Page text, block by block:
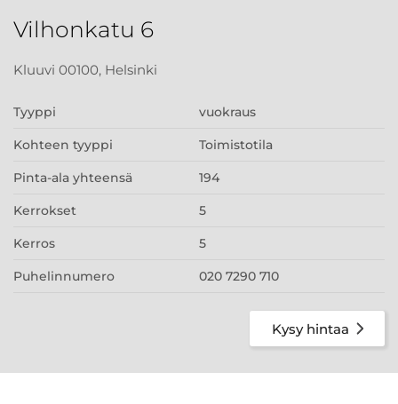
Vilhonkatu 6
Kluuvi 00100, Helsinki
Tyyppi vuokraus
Kohteen tyyppi Toimistotila
Pinta-ala yhteensä 194
Kerrokset 5
Kerros 5
Puhelinnumero 020 7290 710
Kysy hintaa